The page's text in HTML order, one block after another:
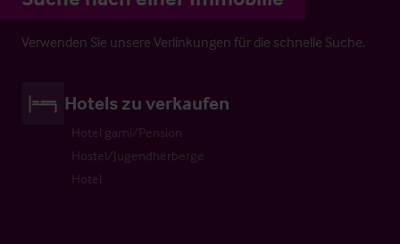
Verwenden Sie unsere Verlinkungen für die schnelle Suche.
Hotels zu verkaufen
Hotel garni/Pension
Hostel/Jugendherberge
Hotel